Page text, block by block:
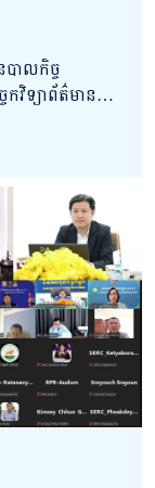
ាលកិច្ច
វិទ្យាព័ត៌មាន
នក្នុង
ផ្តល់សេវា